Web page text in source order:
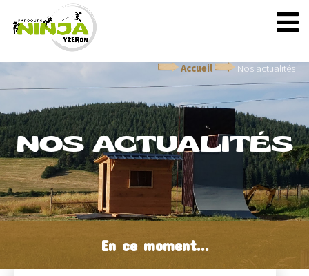
Accueil Nos actualités
NOS ACTUALITÉS
En ce moment...